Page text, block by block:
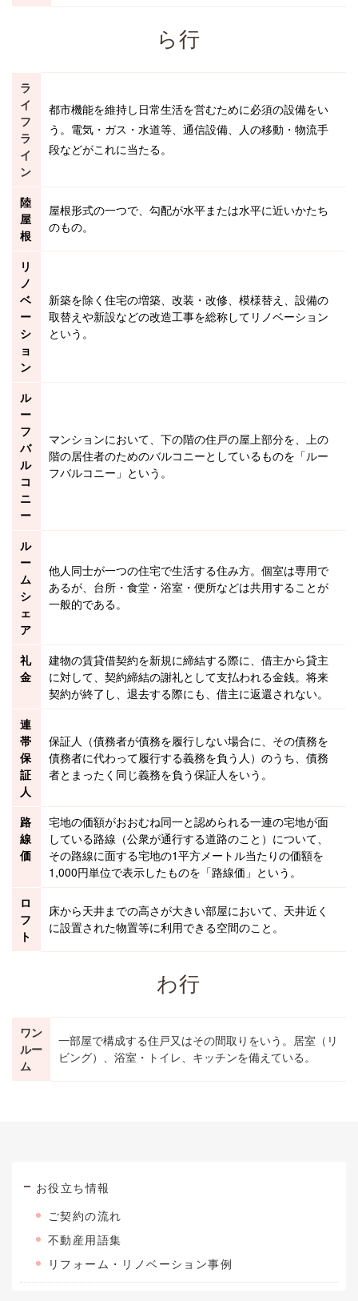
ら行
ラ
イ
フ
ラ
イ
ン
都市機能を維持し日常生活を営むために必須の設備をい
う。電気・ガス・ 水道等、通信設備、人の移動・物流手
段などがこれに当たる。
陸
屋
根
屋根形式の一つで、勾配が水平または水平に近いかたち
のもの。
リ
ノ
ベ
ー
シ
ョ
ン
新築を除く住宅の増築、改装・改修、模様替え、設備の
取替えや新設などの改造工事を総称してリノベーション
という。
ル
ー
フ
バ
ル
コ
ニ
ー
マンションにおいて、下の階の住戸の屋上部分を、上の
階の居住者のためのバルコニーとしているものを「ルー
フバルコニー」という。
ル
ー
ム
シ
ェ
ア
他人同士が一つの住宅で生活する住み方。個室は専用で
あるが、台所・食堂・浴室・便所などは共用することが
一般的である。
礼
金
建物の賃貸借契約を新規に締結する際に、借主から貸主
に対して、契約締結の謝礼として支払われる金銭。将来
契約が終了し、退去する際にも、借主に返還されない。
連
帯
保
証
人
保証人 （債務者が債務を履行しない場合に、その債務を
債務者に代わって履行する義務を負う人）のうち、債務
者とまったく同じ義務を負う保証人をいう。
路
線
価
宅地の価額がおおむね同一と認められる一連の宅地が面
している路線（公衆が通行する道路のこと）について、
その路線に面する宅地の1平方メートル当たりの価額を
1,000円単位で表示したものを「路線価」という。
ロ
フ
ト
床から天井までの高さが大きい部屋において、天井近く
に設置された物置等に利用できる空間のこと。
わ行
ワン
ルー
ム
一部屋で構成する住戸又はその間取りをいう。居室（リ
ビング）、浴室・トイレ、キッチンを備えている。
お役立ち情報
ご契約の流れ
不動産用語集
リフォーム・リノベーション事例